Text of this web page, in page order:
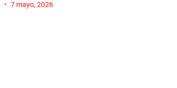
7 mayo, 2026